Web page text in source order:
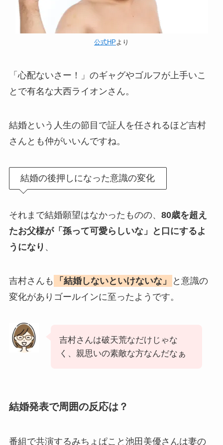
公式HPより
「心配ないさー！」のギャグやゴルフが上手いこ
とで有名な大西ライオンさん。
結婚という人生の節目で証人を任されるほど吉村
さんとも仲がいいんですね。
結婚の後押しになった意識の変化
それまで結婚願望はなかったものの、 80歳を超え
たお父様が「孫って可愛らしいな」と口にするよ
うになり 、
吉村さんも 「結婚しないといけないな」
と意識の
変化がありゴールインに至ったようです。
吉村さんは破天荒なだけじゃな
く、親思いの素敵な方なんだなぁ
結婚発表で周囲の反応は？
番組で共演するみちょぱこと池田美優さんは妻の